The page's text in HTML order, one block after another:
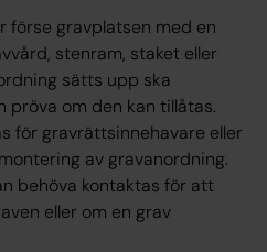
förse gravplatsen med en
stenram, staket eller
sätts upp ska
pröva om den kan tillåtas.
för gravrättsinnehavare eller
av gravanordning.
behöva kontaktas för att
eller om en grav